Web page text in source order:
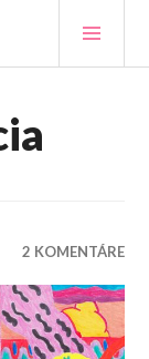
2 KOMENTÁRE